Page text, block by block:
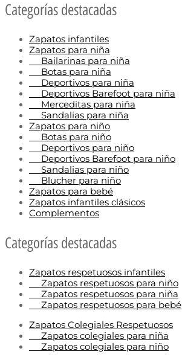
Categorías destacadas
Zapatos infantiles
Zapatos para niña
Bailarinas para niña
Botas para niña
Deportivos para niña
Deportivos Barefoot para niña
Merceditas para niña
Sandalias para niña
Zapatos para niño
Botas para niño
Deportivos para niño
Deportivos Barefoot para niño
Sandalias para niño
Blucher para niño
Zapatos para bebé
Zapatos infantiles clásicos
Complementos
Categorías destacadas
Zapatos respetuosos infantiles
Zapatos respetuosos para niño
Zapatos respetuosos para niña
Zapatos respetuosos para bebé
Zapatos Colegiales Respetuosos
Zapatos colegiales para niña
Zapatos colegiales para niño